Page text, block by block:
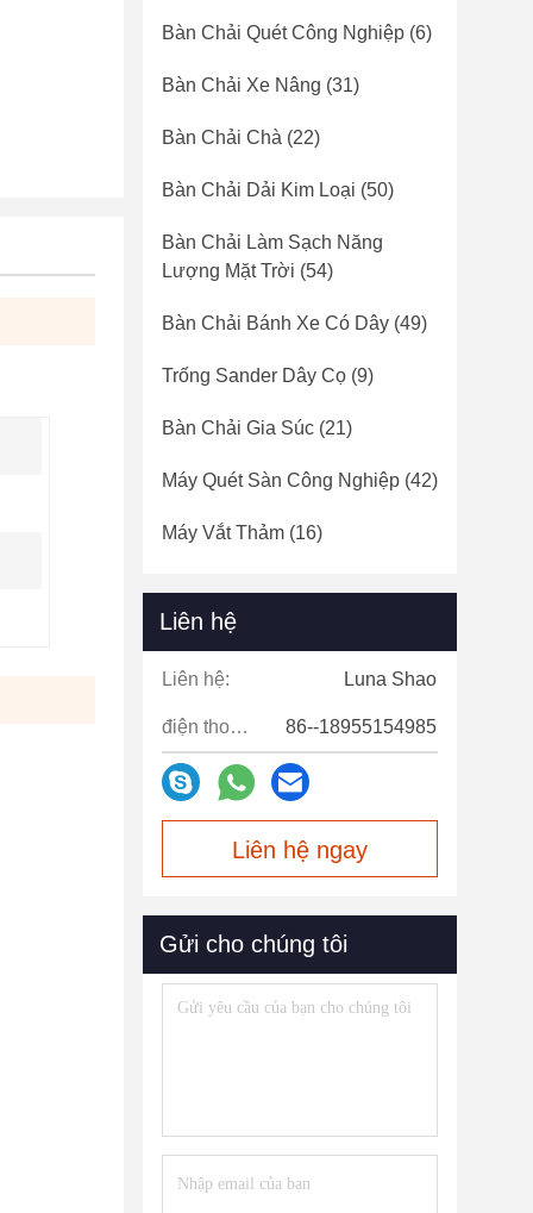
Bàn Chải Quét Công Nghiệp (6)
Bàn Chải Xe Nâng (31)
Bàn Chải Chà (22)
Bàn Chải Dải Kim Loại (50)
Bàn Chải Làm Sạch Năng
Lượng Mặt Trời (54)
Bàn Chải Bánh Xe Có Dây (49)
Trống Sander Dây Cọ (9)
Bàn Chải Gia Súc (21)
Máy Quét Sàn Công Nghiệp (42)
Máy Vắt Thảm (16)
Liên hệ
Liên hệ: Luna Shao
điện thoại: 86--18955154985
Liên hệ ngay
Gửi cho chúng tôi